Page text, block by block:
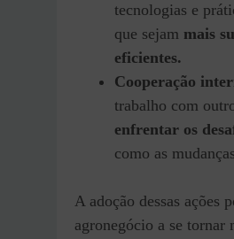
tecnologias e
que sejam mais
eficientes.
Cooperação
trabalho com
enfrentar os
como as
A adoção dessas ações
agronegócio a se tornar